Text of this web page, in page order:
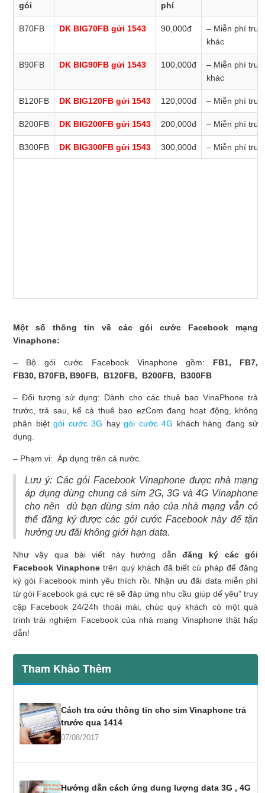
gói phí
B70FB DK BIG70FB gửi 1543 90,000đ
– Miễn phí truy
khác
B90FB DK BIG90FB gửi 1543 100,000đ
– Miễn phí truy
khác
B120FB DK BIG120FB gửi 1543 120,000đ – Miễn phí truy
B200FB DK BIG200FB gửi 1543 200,000đ – Miễn phí truy
B300FB DK BIG300FB gửi 1543 300,000đ – Miễn phí truy
Một số thông tin về các gói cước Facebook mạng
Vinaphone:
– Bộ gói cước Facebook Vinaphone gồm: FB1, FB7,
FB30, B70FB, B90FB, B120FB, B200FB, B300FB
– Đối tượng sử dụng: Dành cho các thuê bao VinaPhone trả
trước, trả sau, kể cả thuê bao ezCom đang hoạt động, không
phân biệt gói cước 3G hay gói cước 4G khách hàng đang sử
dụng.
– Phạm vi: Áp dụng trên cả nước.
Lưu ý: Các gói Facebook Vinaphone được nhà mạng
áp dụng dùng chung cả sim 2G, 3G và 4G Vinaphone
cho nên dù bạn dùng sim nào của nhà mạng vẫn có
thể đăng ký được các gói cước Facebook này để tận
hưởng ưu đãi không giới hạn data.
Như vậy qua bài viết này hướng dẫn đăng ký các gói
Facebook Vinaphone trên quý khách đã biết cú pháp để đăng
ký gói Facebook mình yêu thích rồi. Nhận ưu đãi data miễn phí
từ gói Facebook giá cực rẻ sẽ đáp ứng nhu cầu giúp dế yêu” truy
cập Facebook 24/24h thoải mái, chúc quý khách có một quá
trình trải nghiệm Facebook của nhà mạng Vinaphone thật hấp
dẫn!
Tham Khảo Thêm
Cách tra cứu thông tin cho sim Vinaphone trả
trước qua 1414
07/08/2017
Hướng dẫn cách ứng dung lượng data 3G , 4G